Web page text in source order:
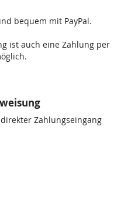
bequem mit PayPal.
ist auch eine Zahlung per
Zahlungseingang